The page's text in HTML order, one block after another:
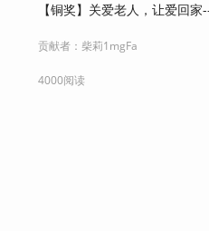
【铜奖】关爱老人，让爱回
贡献者：柴莉1mgFa
4000阅读